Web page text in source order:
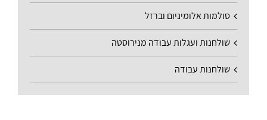
סולמות אלומיניום וברזל
שולחנות ועגלות עבודה מנירוסטה
שולחנות עבודה